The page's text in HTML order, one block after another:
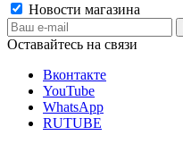
Новости магазина
Оставайтесь на связи
Вконтакте
YouTube
WhatsApp
RUTUBE